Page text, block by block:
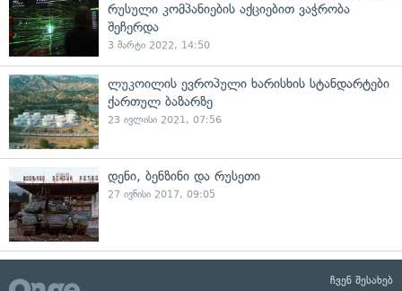
რუსული კომპანიების აქციებით ვაჭრობა
შეჩერდა
3 მარტი 2022, 14:50
ლუკოილის ევროპული ხარისხის სტანდარტები
ქართულ ბაზარზე
23 ივლისი 2021, 07:56
დენი, ბენზინი და რუსეთი
27 ივნისი 2017, 09:05
ჩვენ შესახებ